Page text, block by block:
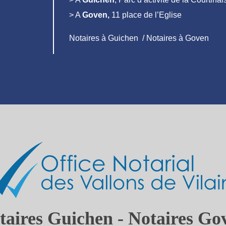
> AGoven, 11 place de l’Eglise
Notaires à Guichen / Notaires à Goven
Guichen - Notaires